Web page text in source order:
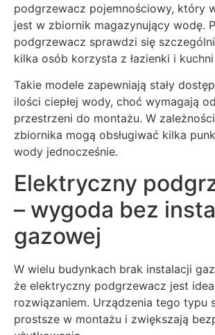
podgrzewacz pojemnościowy, który
jest w zbiornik magazynujący wodę.
podgrzewacz sprawdzi się
kilka osób korzysta z łazienki i
Takie modele zapewniają stały
ilości ciepłej wody, choć wymagają
przestrzeni do montażu. W
zbiornika mogą obsługiwać kilka
wody jednocześnie.
Elektryczny
– wygoda bez
gazowej
W wielu budynkach brak instalacji
że elektryczny podgrzewacz jest
rozwiązaniem. Urządzenia tego typu
prostsze w montażu i zwiększają